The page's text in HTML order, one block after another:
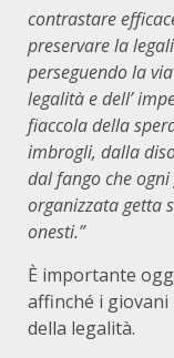
contrastare
preservare la
perseguendo la
legalità e dell’
fiaccola della
imbrogli, dalla
dal fango che
organizzata getta
onesti.”
È importante
affinché i
della legalità.